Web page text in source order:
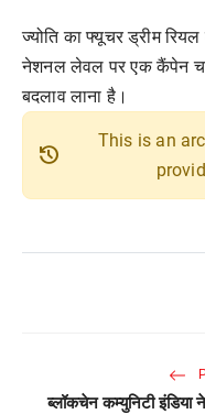
ज्योति का फ्यूचर ड्रीम
नेशनल लेवल पर एक कैंपेन
बदलाव लाना है।
history
This is an
ब्लॉकचेन कम्युनिटी